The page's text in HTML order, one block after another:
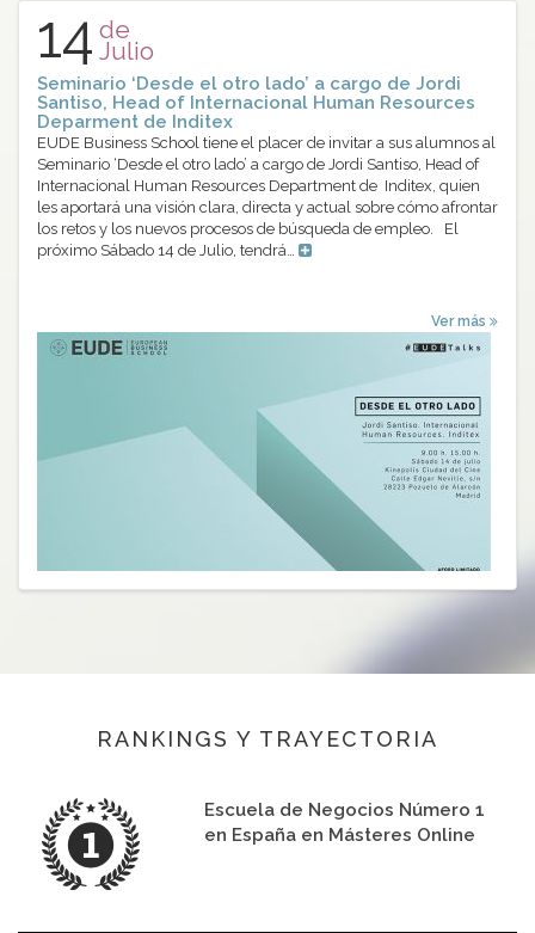
14 de
Julio
Seminario ‘Desde el otro lado’ a cargo de Jordi
Santiso, Head of Internacional Human Resources
Deparment de Inditex
EUDE Business School tiene el placer de invitar a sus alumnos al
Seminario ‘Desde el otro lado’ a cargo de Jordi Santiso, Head of
Internacional Human Resources Department de Inditex, quien
les aportará una visión clara, directa y actual sobre cómo afrontar
los retos y los nuevos procesos de búsqueda de empleo. El
próximo Sábado 14 de Julio, tendrá…
Ver más
RANKINGS Y TRAYECTORIA
Escuela de Negocios Número 1
en España en Másteres Online